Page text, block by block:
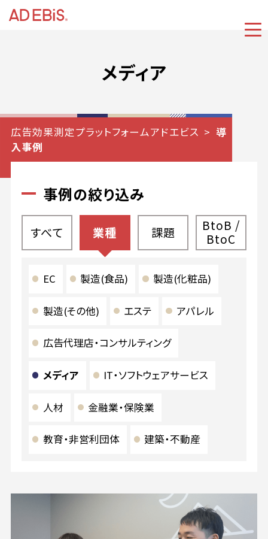
メディア
広告効果測定プラットフォームアドエビス
導
入事例
事例の絞り込み
すべて 業種 課題
BtoB /
BtoC
EC 製造(食品) 製造(化粧品)
製造(その他) エステ アパレル
広告代理店・コンサルティング
メディア IT・ソフトウェアサービス
人材 金融業・保険業
教育・非営利団体 建築・不動産